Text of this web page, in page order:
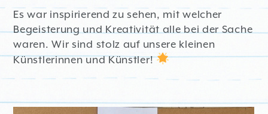
Es war inspirierend zu sehen, mit welcher
Begeisterung und Kreativität alle bei der Sache
waren. Wir sind stolz auf unsere kleinen
Künstlerinnen und Künstler!